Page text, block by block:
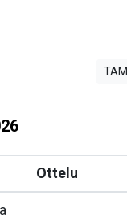
TAM
Ottelu